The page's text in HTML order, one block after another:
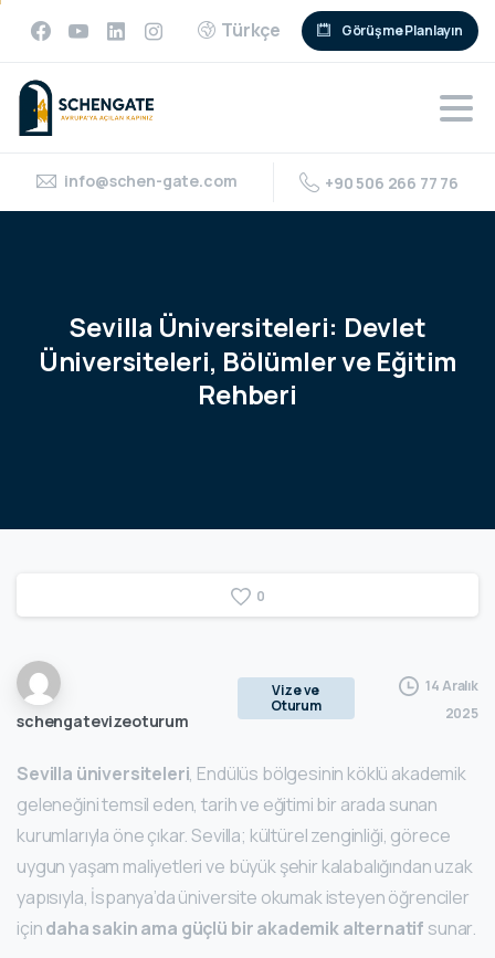
Türkçe Görüşme Planlayın
info@schen-gate.com +90 506 266 77 76
Sevilla Üniversiteleri: Devlet
Üniversiteleri, BölümlerveEğitim
Rehberi
0
schengatevizeoturum
Vize ve
Oturum
14 Aralık
2025
Sevilla üniversiteleri, Endülüs bölgesinin köklü akademik
geleneğini temsil eden, tarih ve eğitimi bir arada sunan
kurumlarıyla öne çıkar. Sevilla; kültürel zenginliği, görece
uygun yaşam maliyetleri ve büyük şehir kalabalığından uzak
yapısıyla, İspanya’da üniversite okumak isteyen öğrenciler
içindaha sakin ama güçlü bir akademik alternatif sunar.